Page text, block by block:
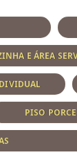
E ÁREA
PISO